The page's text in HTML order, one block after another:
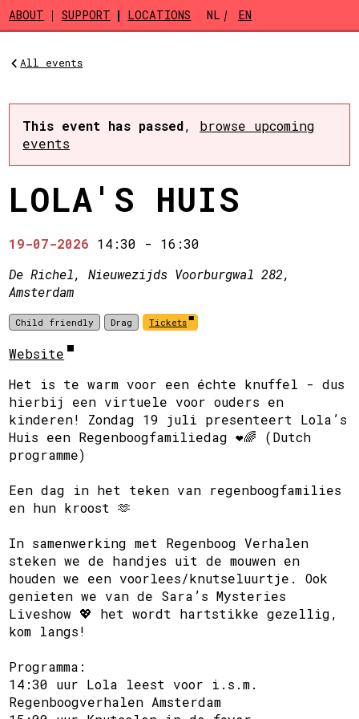
Skip to main content
ABOUT SUPPORT LOCATIONS NL EN
All events
This event has passed, browse upcoming
events
LOLA'S HUIS
19-07-2026 14:30 - 16:30
De Richel, Nieuwezijds Voorburgwal 282,
Amsterdam
Child friendly Drag Tickets
Website
Het is te warm voor een échte knuffel - dus
hierbij een virtuele voor ouders en
kinderen! Zondag 19 juli presenteert Lola’s
Huis een Regenboogfamiliedag ❤️🌈 (Dutch
programme)
Een dag in het teken van regenboogfamilies
en hun kroost 🫶
In samenwerking met Regenboog Verhalen
steken we de handjes uit de mouwen en
houden we een voorlees/knutseluurtje. Ook
genieten we van de Sara’s Mysteries
Liveshow 💖 het wordt hartstikke gezellig,
kom langs!
Programma:
14:30 uur Lola leest voor i.s.m.
Regenboogverhalen Amsterdam